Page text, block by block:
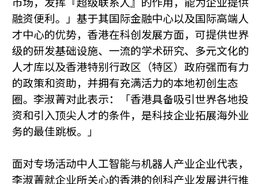
融资便利。」基于其国际金融中心以及国际高端人
才中心的优势，香港在科创发展方面，可提供世界
级的研发基础设施、一流的学术研究、多元文化的
人才库以及香港特别行政区（特区）政府强而有力
的政策和资助，并拥有充满活力的本地初创生态
圈。李淑菁对此表示：「香港具备吸引世界各地投
资和引入顶尖人才的条件，是科技企业拓展海外业
务的最佳跳板。」
面对专场活动中人工智能与机器人产业企业代表，
李淑菁就企业所关心的香港的创科产业发展进行推